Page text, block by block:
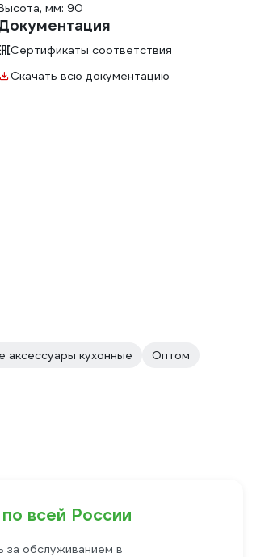
мм: 90
Сертификаты соответствия
Скачать всю документацию
аксессуары кухонные Оптом
всей России
за обслуживанием в